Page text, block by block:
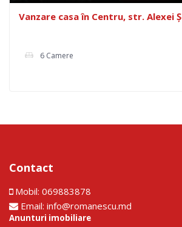
Vanzare casa în Centru, str. Alexei
6 Camere
Contact
Mobil: 069883878
Email: info@romanescu.md
Anunturi imobiliare